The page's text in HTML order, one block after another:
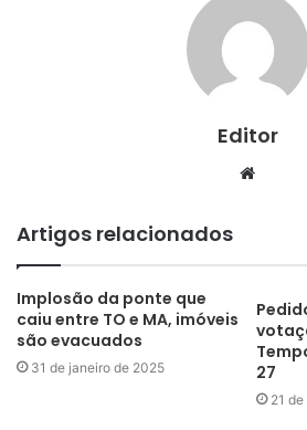
Editor
Website
Artigos relacionados
Implosão da ponte que
caiu entre TO e MA, imóveis
são evacuados
31 de janeiro de 2025
27
21